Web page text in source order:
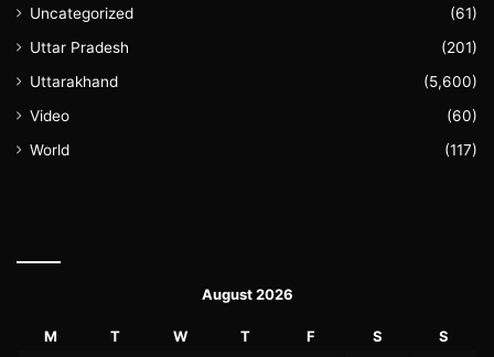
Uncategorized
(61)
Uttar Pradesh
(201)
Uttarakhand
(5,600)
Video
(60)
World
(117)
August 2026
M T W T F S S